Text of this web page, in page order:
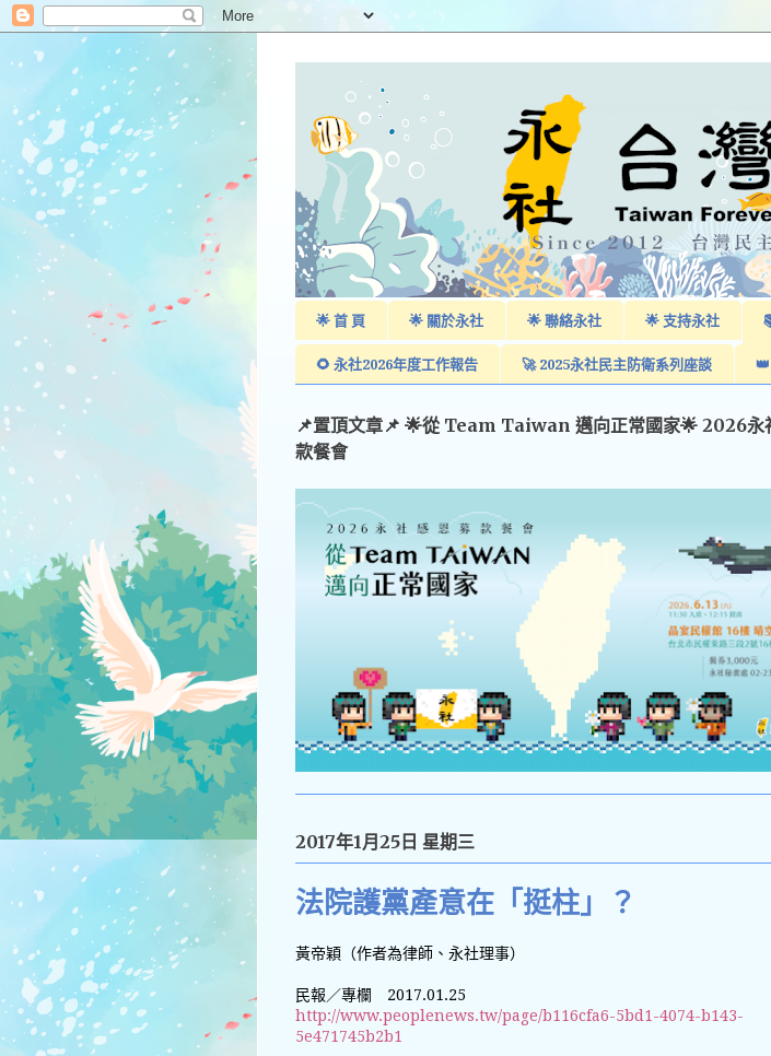
🌟 首 頁 🌟 關於永社 🌟 聯絡永社 🌟 支持永社
🌻 永社2026年度工作報告 🚀 2025永社民主防衛系列座談
📌置頂文章📌 🌟從 Team Taiwan 邁向正常國家🌟 2026永
款餐會
2017年1月25日 星期三
法院護黨產意在「挺柱」？
黃帝穎（作者為律師、永社理事）
民報／專欄 2017.01.25
http://www.peoplenews.tw/page/b116cfa6-5bd1-4074-b143-
5e471745b2b1